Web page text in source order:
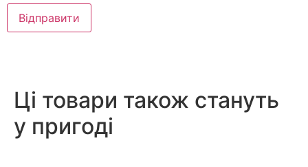
Ці товари також стануть
у пригоді